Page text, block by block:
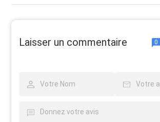
Laisser un commentaire 0